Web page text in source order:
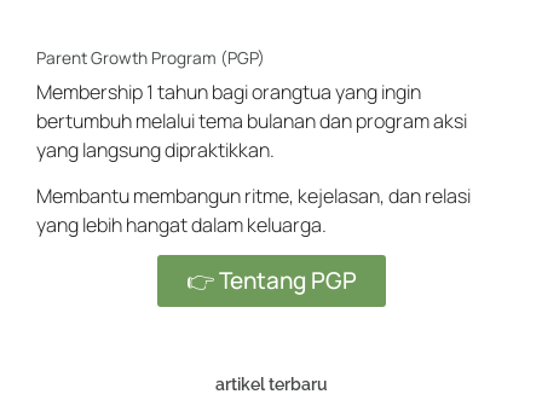
Parent Growth Program (PGP)
Membership 1 tahun bagi orangtua yang ingin
bertumbuh melalui tema bulanan dan program aksi
yang langsung dipraktikkan.
Membantu membangun ritme, kejelasan, dan relasi
yang lebih hangat dalam keluarga.
👉 Tentang PGP
artikel terbaru